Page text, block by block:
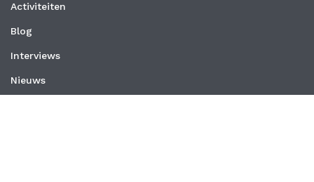
Activiteiten
Blog
Interviews
Nieuws